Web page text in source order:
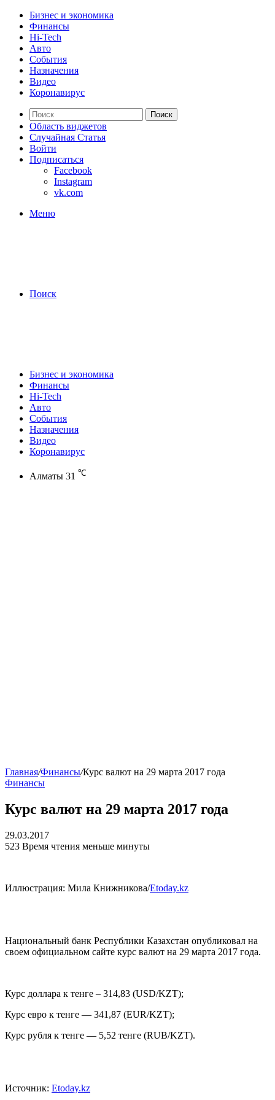
Бизнес и экономика
Финансы
Hi-Tech
Авто
События
Назначения
Видео
Коронавирус
Поиск
Область виджетов
Случайная Статья
Войти
Подписаться
Facebook
Instagram
vk.com
Меню
Поиск
Бизнес и экономика
Финансы
Hi-Tech
Авто
События
Назначения
Видео
Коронавирус
Алматы 31 ℃
Главная/Финансы/Курс валют на 29 марта 2017 года
Финансы
Курс валют на 29 марта 2017 года
29.03.2017
523 Время чтения меньше минуты
Иллюстрация: Мила Книжникова/Etoday.kz
Национальный банк Республики Казахстан опубликовал на
своем официальном сайте курс валют на 29 марта 2017 года.
Курс доллара к тенге – 314,83 (USD/KZT);
Курс евро к тенге — 341,87 (EUR/KZT);
Курс рубля к тенге — 5,52 тенге (RUB/KZT).
Источник: Etoday.kz